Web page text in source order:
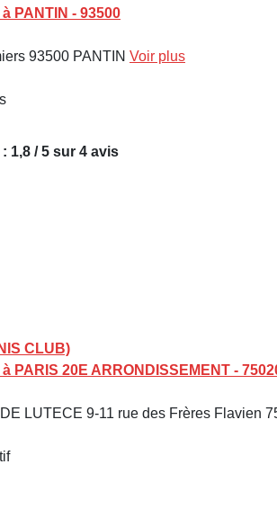
PANTIN - 93500
93500 PANTIN Voir plus
1,8 / 5 sur 4 avis
CLUB)
PARIS 20E ARRONDISSEMENT -
LUTECE 9-11 rue des Frères Flavien